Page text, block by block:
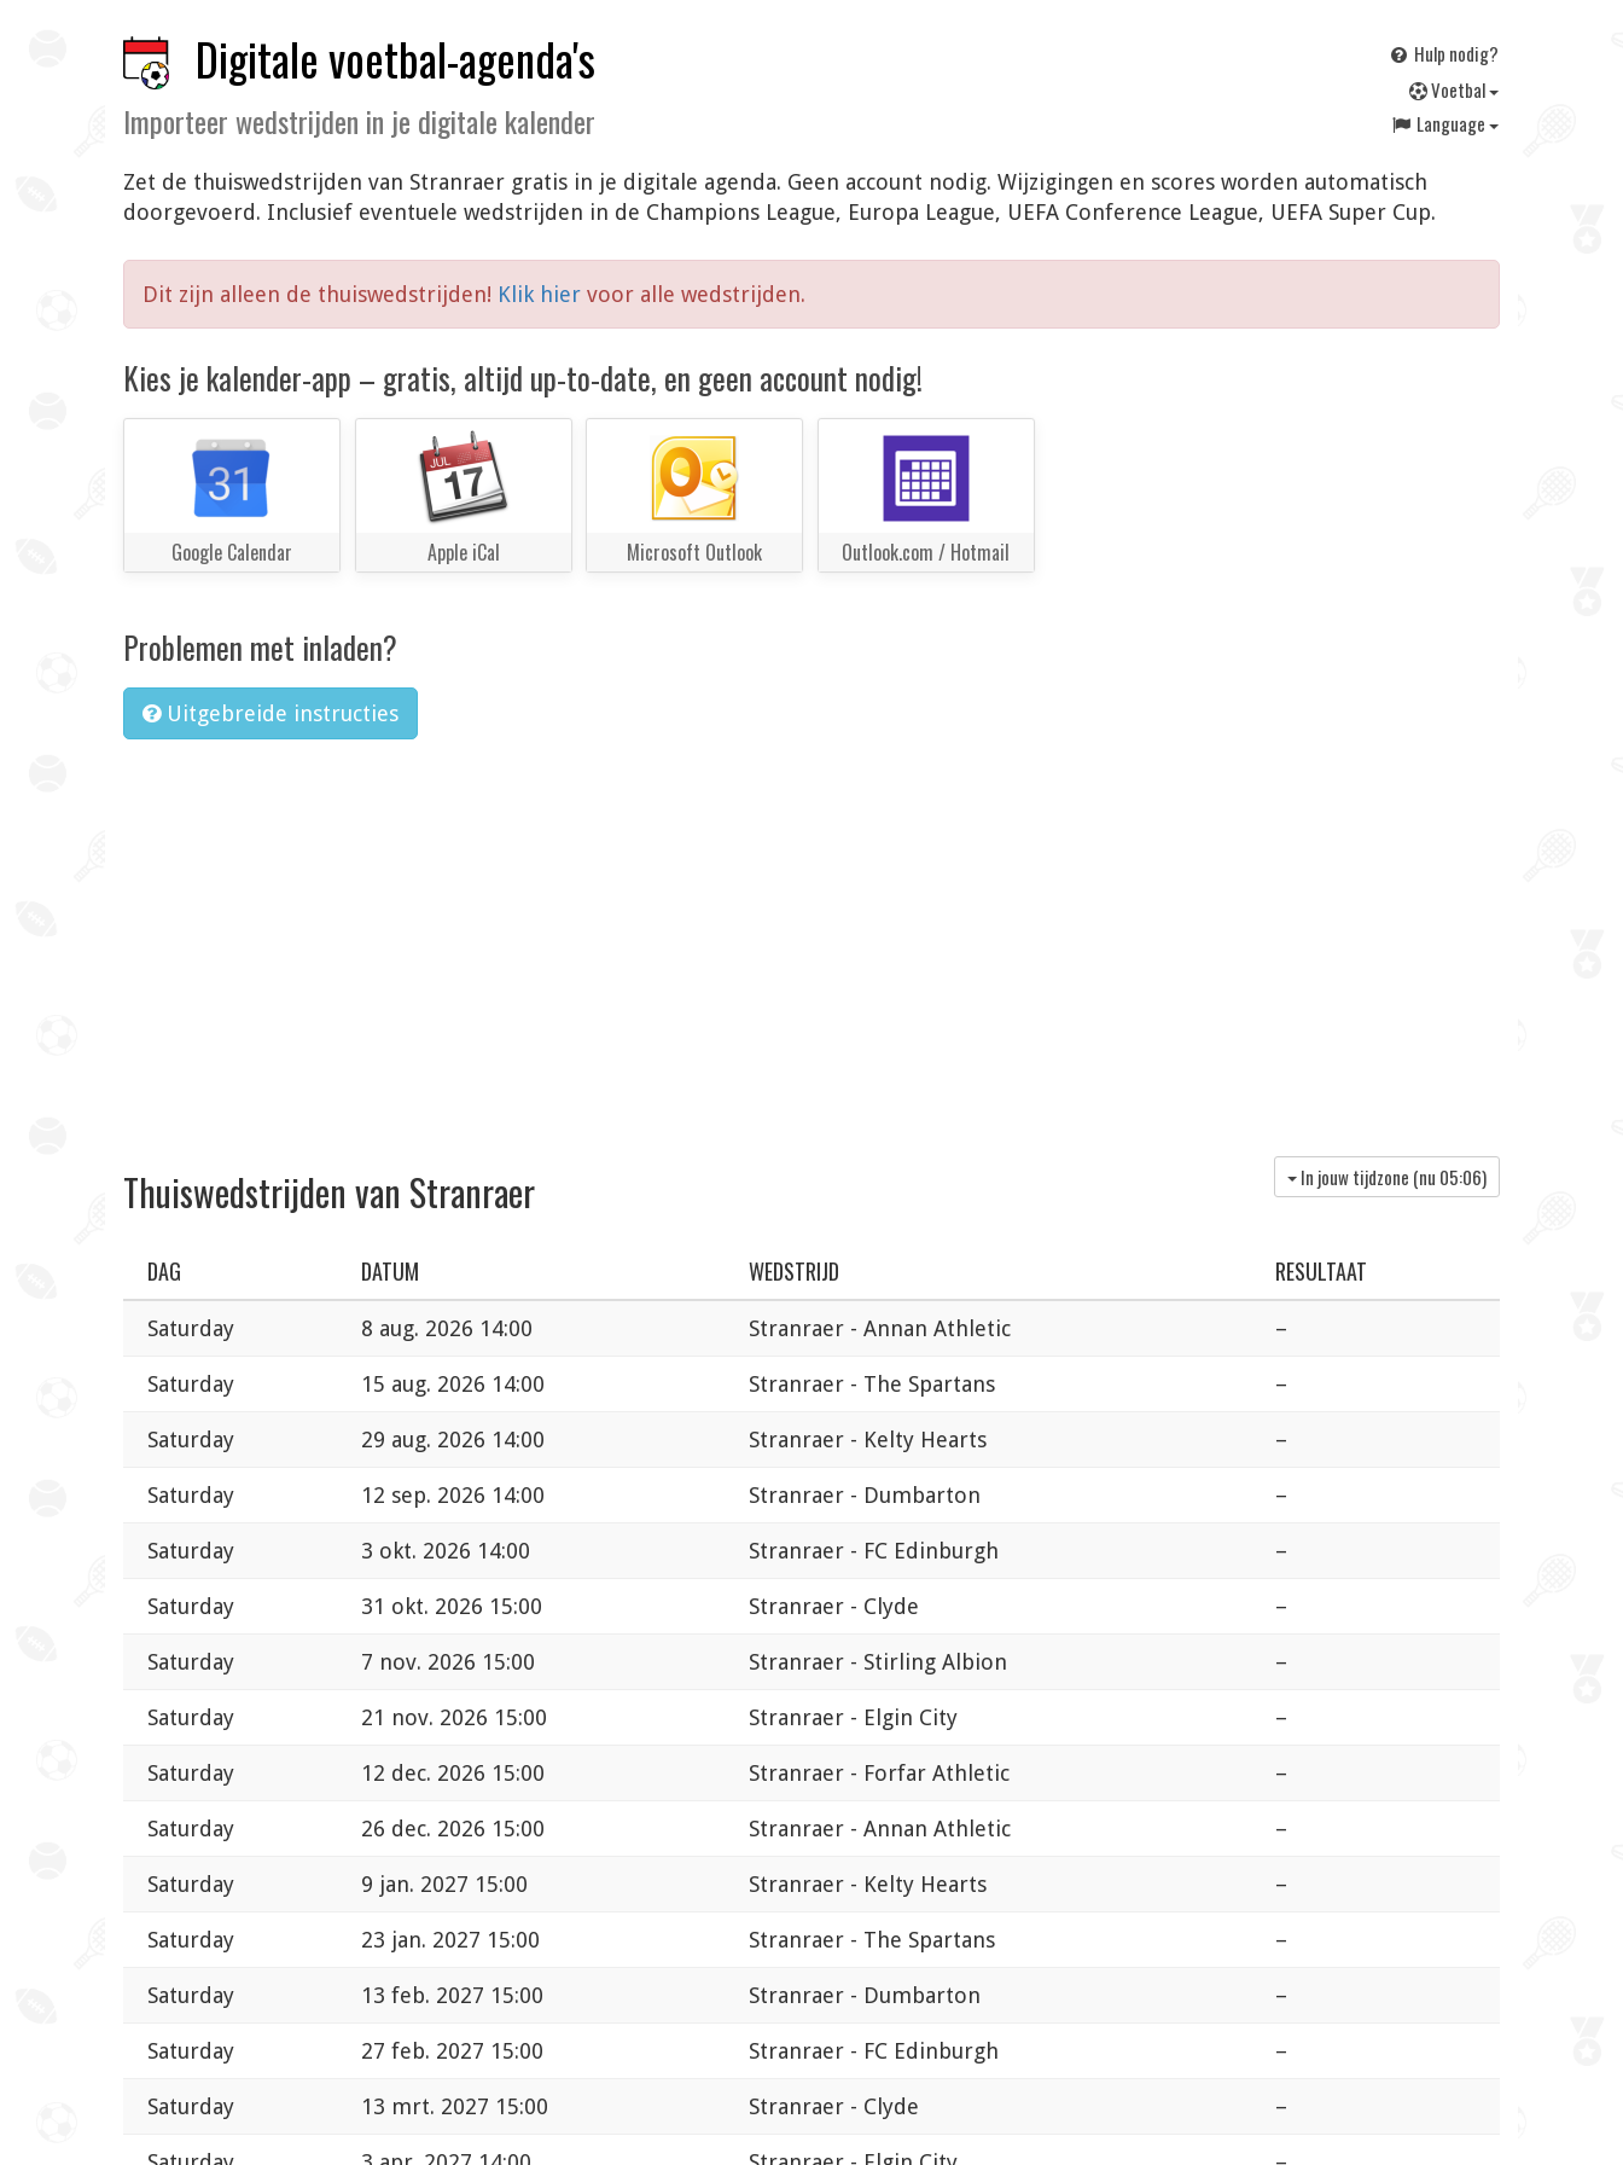
Digitale voetbal-agenda's
Importeer wedstrijden in je digitale kalender
Hulp nodig?
Voetbal
Language
Zet de thuiswedstrijden van Stranraer gratis in je digitale agenda. Geen account nodig. Wijzigingen en scores worden automatisch
doorgevoerd. Inclusief eventuele wedstrijden in de Champions League, Europa League, UEFA Conference League, UEFA Super Cup.
Dit zijn alleen de thuiswedstrijden! Klik hier voor alle wedstrijden.
Kies je kalender-app – gratis, altijd up-to-date, en geen account nodig!
Google Calendar Apple iCal Microsoft Outlook Outlook.com / Hotmail
Problemen met inladen?
Uitgebreide instructies
Thuiswedstrijden van Stranraer In jouw tijdzone (nu 05:06)
DAG DATUM WEDSTRIJD RESULTAAT
Saturday 8 aug. 2026 14:00 Stranraer - Annan Athletic –
Saturday 15 aug. 2026 14:00 Stranraer - The Spartans –
Saturday 29 aug. 2026 14:00 Stranraer - Kelty Hearts –
Saturday 12 sep. 2026 14:00 Stranraer - Dumbarton –
Saturday 3 okt. 2026 14:00 Stranraer - FC Edinburgh –
Saturday 31 okt. 2026 15:00 Stranraer - Clyde –
Saturday 7 nov. 2026 15:00 Stranraer - Stirling Albion –
Saturday 21 nov. 2026 15:00 Stranraer - Elgin City –
Saturday 12 dec. 2026 15:00 Stranraer - Forfar Athletic –
Saturday 26 dec. 2026 15:00 Stranraer - Annan Athletic –
Saturday 9 jan. 2027 15:00 Stranraer - Kelty Hearts –
Saturday 23 jan. 2027 15:00 Stranraer - The Spartans –
Saturday 13 feb. 2027 15:00 Stranraer - Dumbarton –
Saturday 27 feb. 2027 15:00 Stranraer - FC Edinburgh –
Saturday 13 mrt. 2027 15:00 Stranraer - Clyde –